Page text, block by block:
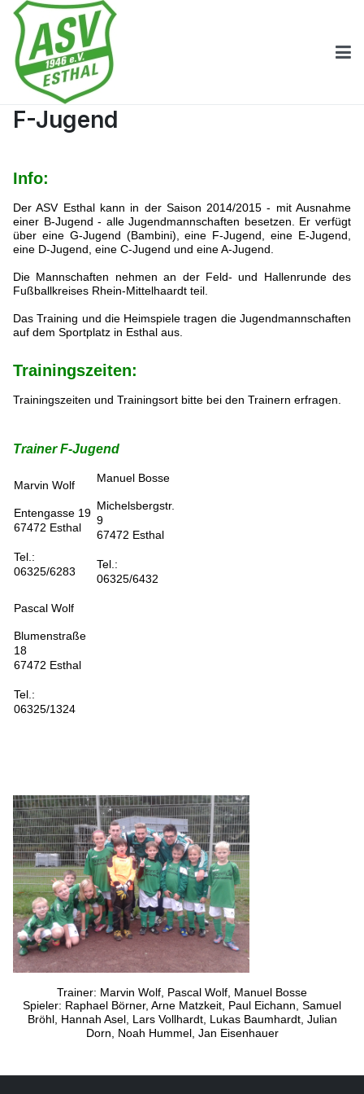
F-Jugend
Info:
Der ASV Esthal kann in der Saison 2014/2015 - mit Ausnahme
einer B-Jugend - alle Jugendmannschaften besetzen. Er verfügt
über eine G-Jugend (Bambini), eine F-Jugend, eine E-Jugend,
eine D-Jugend, eine C-Jugend und eine A-Jugend.
Die Mannschaften nehmen an der Feld- und Hallenrunde des
Fußballkreises Rhein-Mittelhaardt teil.
Das Training und die Heimspiele tragen die Jugendmannschaften
auf dem Sportplatz in Esthal aus.
Trainingszeiten:
Trainingszeiten und Trainingsort bitte bei den Trainern erfragen.
Trainer F-Jugend
Marvin Wolf
Entengasse 19
67472 Esthal
Tel.:
06325/6283
Manuel Bosse
Michelsbergstr.
9
67472 Esthal
Tel.:
06325/6432
Pascal Wolf
Blumenstraße
18
67472 Esthal
Tel.:
06325/1324
Trainer: Marvin Wolf, Pascal Wolf, Manuel Bosse
Spieler: Raphael Börner, Arne Matzkeit, Paul Eichann, Samuel
Bröhl, Hannah Asel, Lars Vollhardt, Lukas Baumhardt, Julian
Dorn, Noah Hummel, Jan Eisenhauer